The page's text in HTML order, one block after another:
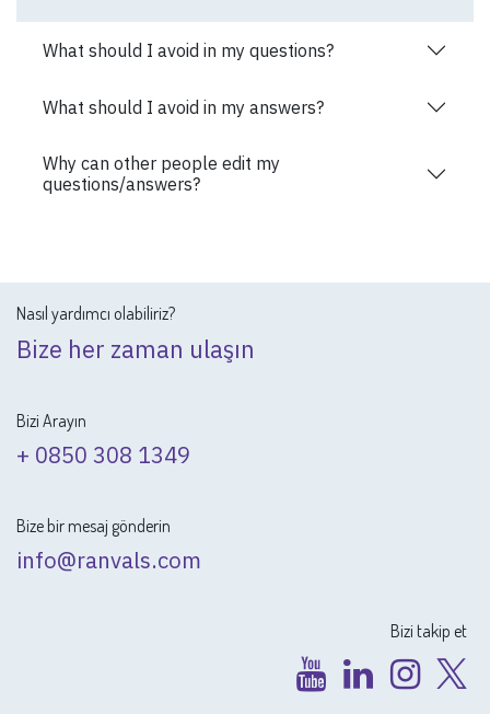
What should I avoid in my questions?
What should I avoid in my answers?
Why can other people edit my
questions/answers?
Nasıl yardımcı olabiliriz?
Bize her zaman ulaşın
Bizi Arayın
+ 0850 308 1349
Bize bir mesaj gönderin
info@ranvals.com
Bizi takip et